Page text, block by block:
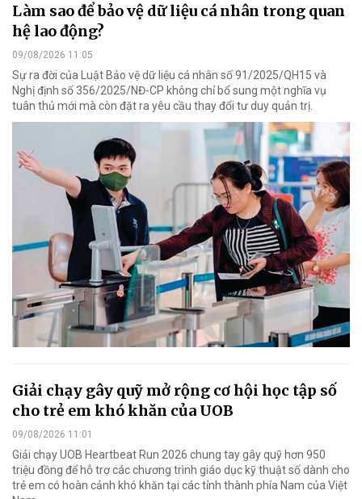
Làm sao để bảo vệ dữ liệu cá nhân trong quan
hệ lao động?
09/08/2026 11:05
Sự ra đời của Luật Bảo vệ dữ liệu cá nhân số 91/2025/QH15 và
Nghị định số 356/2025/NĐ-CP không chỉ bổ sung một nghĩa vụ
tuân thủ mới mà còn đặt ra yêu cầu thay đổi tư duy quản trị.
Giải chạy gây quỹ mở rộng cơ hội học tập số
cho trẻ em khó khăn của UOB
09/08/2026 11:01
Giải chạy UOB Heartbeat Run 2026 chung tay gây quỹ hơn 950
triệu đồng để hỗ trợ các chương trình giáo dục kỹ thuật số dành cho
trẻ em có hoàn cảnh khó khăn tại các tỉnh thành phía Nam của Việt